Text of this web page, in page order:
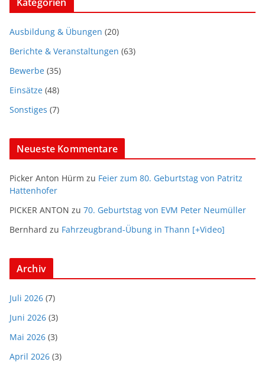
Ausbildung & Übungen (20)
Berichte & Veranstaltungen (63)
Bewerbe (35)
Einsätze (48)
Sonstiges (7)
Neueste Kommentare
Picker Anton Hürm zu Feier zum 80. Geburtstag von Patritz
Hattenhofer
PICKER ANTON zu 70. Geburtstag von EVM Peter Neumüller
Bernhard zu Fahrzeugbrand-Übung in Thann [+Video]
Archiv
Juli 2026 (7)
Juni 2026 (3)
Mai 2026 (3)
April 2026 (3)